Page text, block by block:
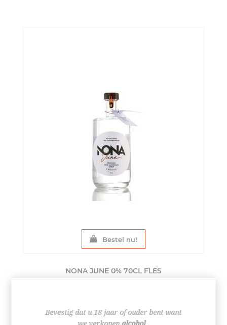
Bestel nu!
NONA JUNE 0% 70CL FLES
Bevestig dat u 18 jaar of ouder bent want